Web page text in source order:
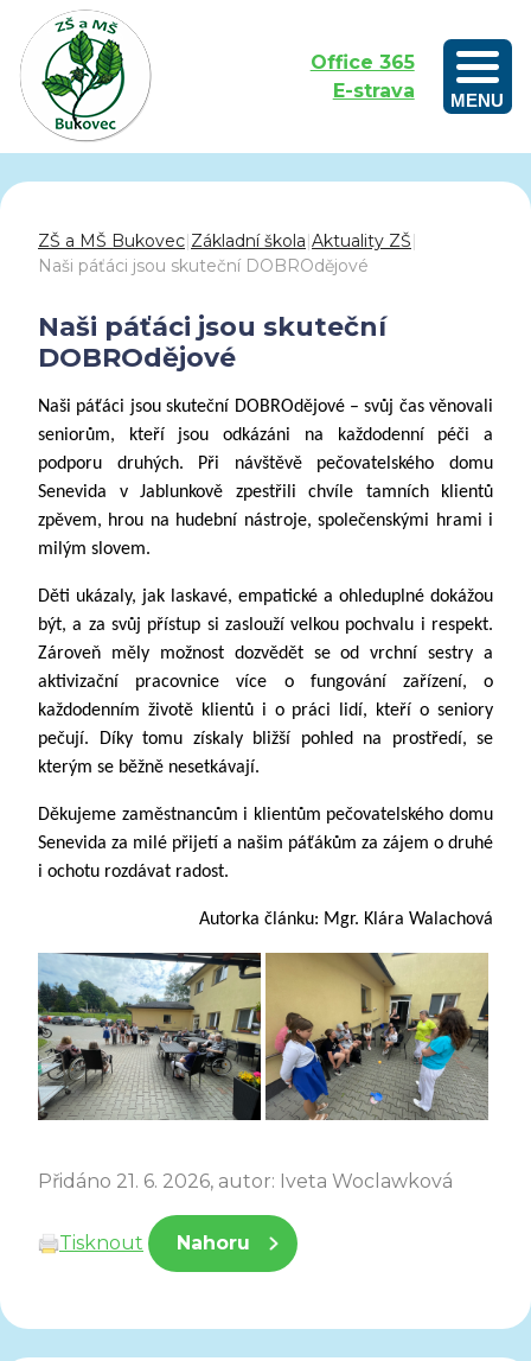
Office 365
E-strava
MENU
ZŠ a MŠ Bukovec|Základní škola|Aktuality ZŠ|
Naši páťáci jsou skuteční DOBROdějové
Naši páťáci jsou skuteční
DOBROdějové
Naši páťáci jsou skuteční DOBROdějové – svůj čas věnovali
seniorům, kteří jsou odkázáni na každodenní péči a
podporu druhých. Při návštěvě pečovatelského domu
Senevida v Jablunkově zpestřili chvíle tamních klientů
zpěvem, hrou na hudební nástroje, společenskými hrami i
milým slovem.
Děti ukázaly, jak laskavé, empatické a ohleduplné dokážou
být, a za svůj přístup si zaslouží velkou pochvalu i respekt.
Zároveň měly možnost dozvědět se od vrchní sestry a
aktivizační pracovnice více o fungování zařízení, o
každodenním životě klientů i o práci lidí, kteří o seniory
pečují. Díky tomu získaly bližší pohled na prostředí, se
kterým se běžně nesetkávají.
Děkujeme zaměstnancům i klientům pečovatelského domu
Senevida za milé přijetí a našim páťákům za zájem o druhé
i ochotu rozdávat radost.
Autorka článku: Mgr. Klára Walachová
Přidáno 21. 6. 2026, autor: Iveta Woclawková
Tisknout Nahoru